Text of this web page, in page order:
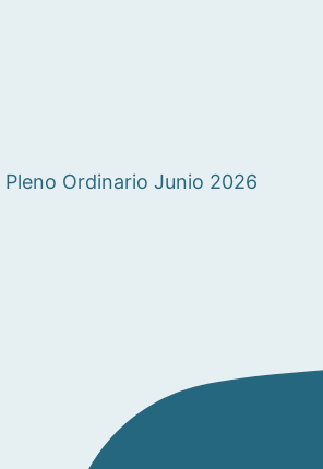
Pleno Ordinario Junio 2026